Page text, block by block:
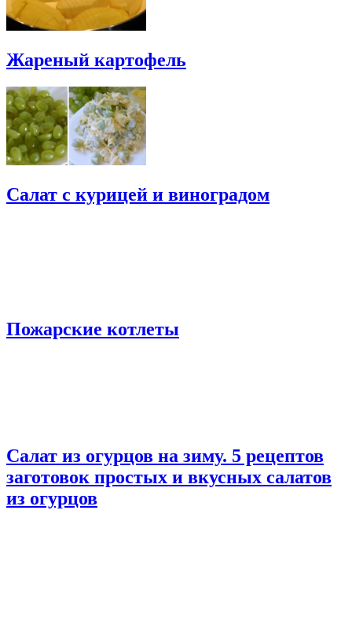
Жареный картофель
Салат с курицей и виноградом
Пожарские котлеты
Салат из огурцов на зиму. 5 рецептов
заготовок простых и вкусных салатов
из огурцов